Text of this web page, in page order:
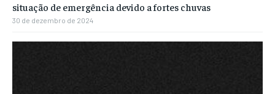
situação de emergência devido a fortes chuvas
30 de dezembro de 2024